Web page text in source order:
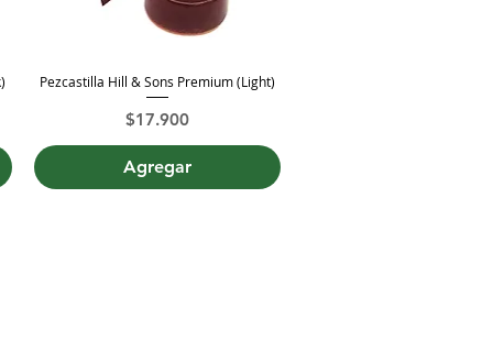
Vista rápida
Pezcastilla Hill & Sons Premium (Light)
Precio
$17.900
Agregar